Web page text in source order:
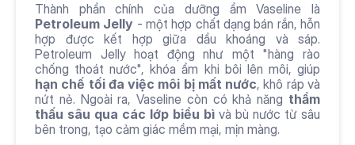
Petroleum Jelly - một hợp chất dạng bán rắn, hỗn
hợp được kết hợp giữa dầu khoáng và sáp.
Petroleum Jelly hoạt động như một "hàng rào
hạn chế tối đa việc môi bị mất nước, khô ráp và
nứt nẻ. Ngoài ra, Vaseline còn có khả năng thẩm
thấu sâu qua các lớp biểu bì và bù nước từ sâu
bên trong, tạo cảm giác mềm mại, mịn màng.